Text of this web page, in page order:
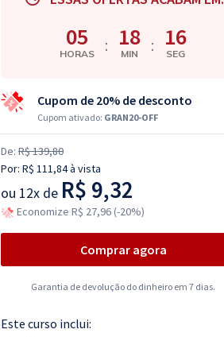
05
HORAS : 18
MIN : 15
SEG
Cupom de 20% de desconto
Cupom ativado: GRAN20-OFF
De: R$ 139,80
Por: R$ 111,84à vista
ou 12x de R$ 9,32
Economize R$ 27,96 (-20%)
Comprar agora
Garantia de devolução do dinheiro em 7 dias.
Este curso inclui: